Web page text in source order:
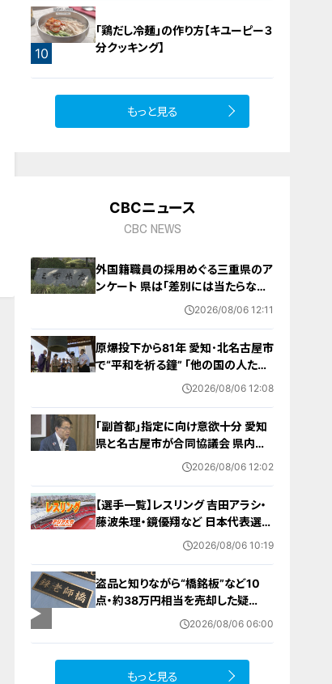
10
「鶏だし冷麺」の作り方【キユーピー３
分クッキング】
もっと見る
CBCニュース
CBC NEWS
外国籍職員の採用めぐる三重県のア
ンケート 県は｢差別には当たらない｣
と示す方針 諮問機関は｢差別にあた
2026/08/06 12:11
原爆投下から81年 愛知･北名古屋市
で“平和を祈る鐘” ｢他の国の人たち
も平和になってほしい｣ 市長や地元
2026/08/06 12:08
｢副首都｣指定に向け意欲十分 愛知
県と名古屋市が合同協議会 県内の
自治体トップ｢経済発展や人口対策
2026/08/06 12:02
【選手一覧】レスリング 吉田アラシ・
藤波朱理・鏡優翔など 日本代表選手
【アジア大会 愛知･名古屋 2026】
2026/08/06 10:19
盗品と知りながら“橋銘板”など10
点・約38万円相当を売却した疑
い… 無職の男（63）を逮捕 「知り
2026/08/06 06:00
もっと見る